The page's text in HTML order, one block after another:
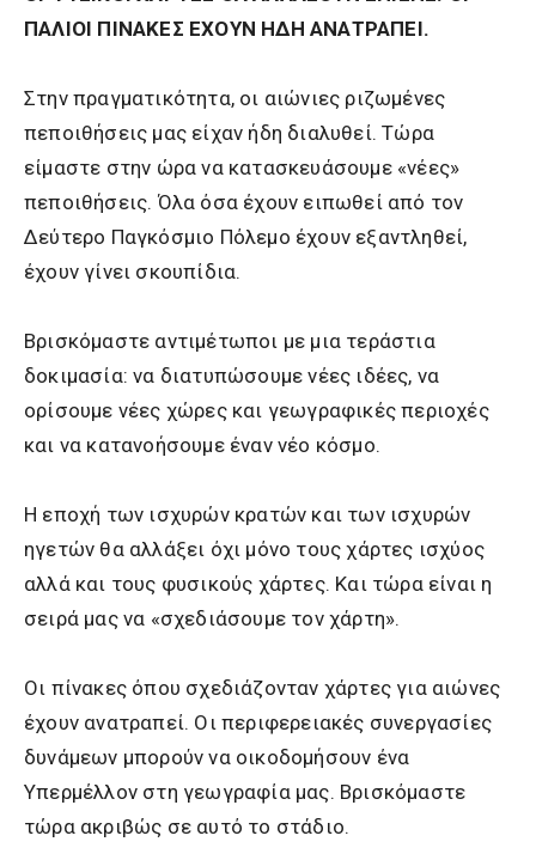
ΠΑΛΙΟΙ ΠΙΝΑΚΕΣ ΕΧΟΥΝ ΗΔΗ ΑΝΑΤΡΑΠΕΙ.
Στην πραγματικότητα, οι αιώνιες ριζωμένες
πεποιθήσεις μας είχαν ήδη διαλυθεί. Τώρα
είμαστε στην ώρα να κατασκευάσουμε «νέες»
πεποιθήσεις. Όλα όσα έχουν ειπωθεί από τον
Δεύτερο Παγκόσμιο Πόλεμο έχουν εξαντληθεί,
έχουν γίνει σκουπίδια.
Βρισκόμαστε αντιμέτωποι με μια τεράστια
δοκιμασία: να διατυπώσουμε νέες ιδέες, να
ορίσουμε νέες χώρες και γεωγραφικές περιοχές
και να κατανοήσουμε έναν νέο κόσμο.
Η εποχή των ισχυρών κρατών και των ισχυρών
ηγετών θα αλλάξει όχι μόνο τους χάρτες ισχύος
αλλά και τους φυσικούς χάρτες. Και τώρα είναι η
σειρά μας να «σχεδιάσουμε τον χάρτη».
Οι πίνακες όπου σχεδιάζονταν χάρτες για αιώνες
έχουν ανατραπεί. Οι περιφερειακές συνεργασίες
δυνάμεων μπορούν να οικοδομήσουν ένα
Υπερμέλλον στη γεωγραφία μας. Βρισκόμαστε
τώρα ακριβώς σε αυτό το στάδιο.